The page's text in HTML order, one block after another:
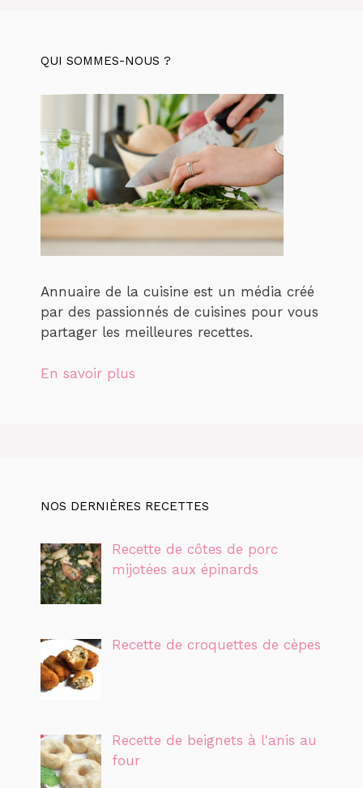
QUI SOMMES-NOUS ?
Annuaire de la cuisine est un média créé
par des passionnés de cuisines pour vous
partager les meilleures recettes.
En savoir plus
NOS DERNIÈRES RECETTES
Recette de côtes de porc
mijotées aux épinards
Recette de croquettes de cèpes
Recette de beignets à l'anis au
four